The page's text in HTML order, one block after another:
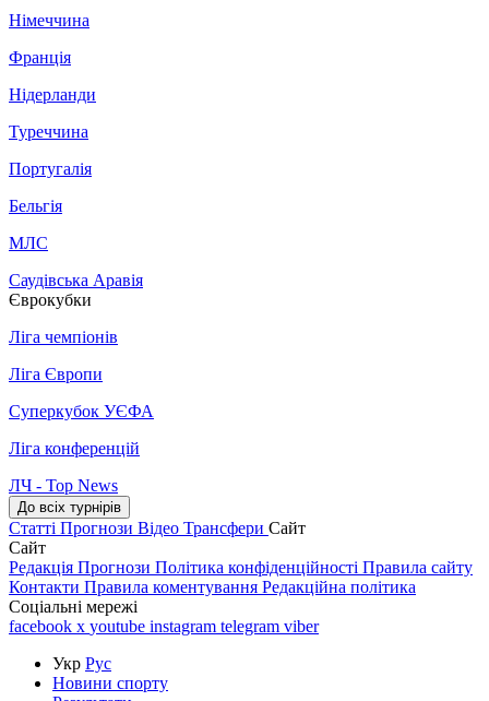
Німеччина
Франція
Нідерланди
Туреччина
Португалія
Бельгія
МЛС
Саудівська Аравія
Єврокубки
Ліга чемпіонів
Ліга Європи
Суперкубок УЄФА
Ліга конференцій
ЛЧ - Top News
До всіх турнірів
Статті Прогнози Відео Трансфери Сайт
Сайт
Редакція Прогнози Політика конфіденційності Правила сайту
Контакти Правила коментування Редакційна політика
Соціальні мережі
facebook x youtube instagram telegram viber
Укр Рус
Новини спорту